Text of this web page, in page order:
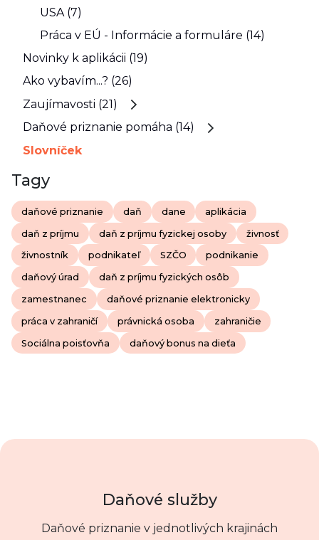
USA (7)
Práca v EÚ - Informácie a formuláre (14)
Novinky k aplikácii (19)
Ako vybavím...? (26)
Zaujímavosti (21)
Daňové priznanie pomáha (14)
Slovníček
Tagy
daňové priznanie daň dane aplikácia
daň z príjmu daň z príjmu fyzickej osoby živnosť
živnostník podnikateľ SZČO podnikanie
daňový úrad daň z príjmu fyzických osôb
zamestnanec daňové priznanie elektronicky
práca v zahraničí právnická osoba zahraničie
Sociálna poisťovňa daňový bonus na dieťa
Daňové služby
Daňové priznanie v jednotlivých krajinách